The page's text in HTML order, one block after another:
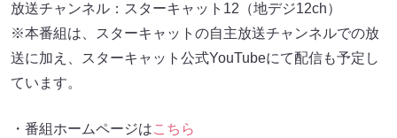
放送チャンネル：スターキャット12（地デジ12ch）
※本番組は、スターキャットの自主放送チャンネルでの放
送に加え、スターキャット公式YouTubeにて配信も予定し
ています。
・番組ホームページはこちら